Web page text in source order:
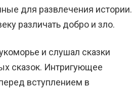
для развлечения истории.
различать добро и зло.
и слушал сказки
сказок. Интригующее
вступлением в